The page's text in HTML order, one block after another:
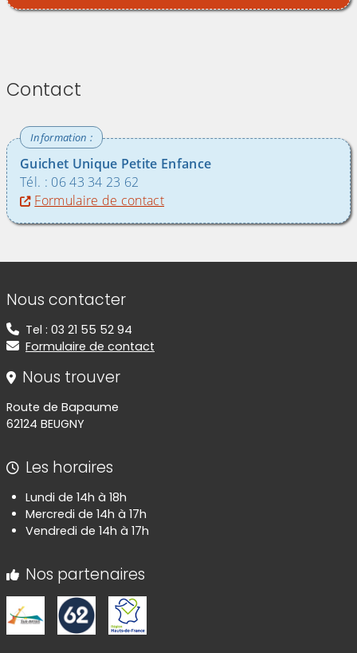
Contact
Guichet Unique Petite Enfance
Tél. : 06 43 34 23 62
Formulaire de contact
Informations de contact
Nous contacter
Tel : 03 21 55 52 94
Formulaire de contact
Nous trouver
Route de Bapaume
62124 BEUGNY
Les horaires
Lundi de 14h à 18h
Mercredi de 14h à 17h
Vendredi de 14h à 17h
Nos partenaires